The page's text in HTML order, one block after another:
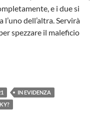
e i due si
dell’altra. Servirà
spezzare il maleficio
SEE WHEN WE LOOK
IN EVIDENZA